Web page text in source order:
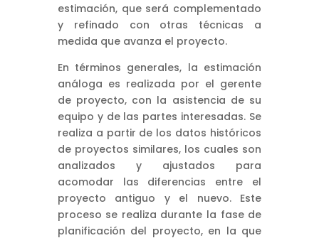
estimación, que será complementado
y refinado con otras técnicas a
medida que avanza el proyecto.
En términos generales, la estimación
análoga es realizada por el gerente
de proyecto, con la asistencia de su
equipo y de las partes interesadas. Se
realiza a partir de los datos históricos
de proyectos similares, los cuales son
analizados y ajustados para
acomodar las diferencias entre el
proyecto antiguo y el nuevo. Este
proceso se realiza durante la fase de
planificación del proyecto, en la que